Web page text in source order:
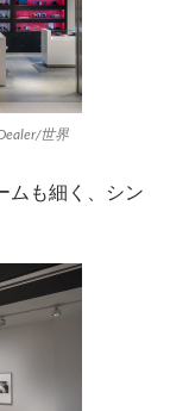
世界
ムも細く、シン